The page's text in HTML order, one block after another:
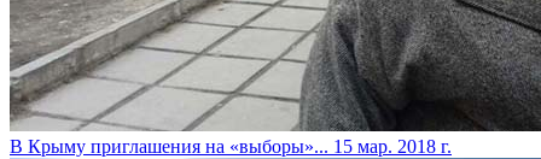
​В Крыму приглашения на «выборы»... 15 мар. 2018 г.